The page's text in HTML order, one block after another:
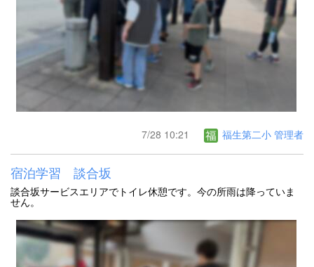
7/28 10:21 福生第二小 管理者
宿泊学習 談合坂
談合坂サービスエリアでトイレ休憩です。今の所雨は降っていま
せん。